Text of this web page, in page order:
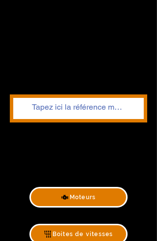
Moteurs
Boites de vitesses